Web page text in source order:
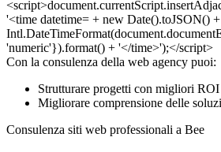
Con la consulenza della web agency puoi:
Strutturare progetti con migliori ROI
Migliorare comprensione delle
Consulenza siti web professionali a Bee